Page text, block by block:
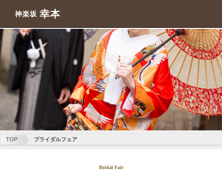
神楽坂 幸本
TOP ブライダルフェア
Bridal Fair